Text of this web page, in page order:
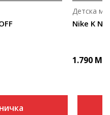
Nike K
Детска
1.790